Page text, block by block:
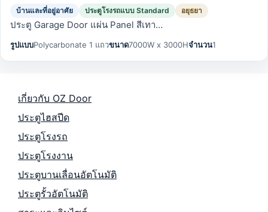
บ้านและที่อยู่อาศัย ประตูโรงรถแบบ Standard อยุธยา
ประตู Garage Door แผ่น Panel สีเทา…
รูปแบบPolycarbonate 1 แถวขนาด7000W x 3000Hจำนวน1
เกี่ยวกับ OZ Door
ประตูไฮสปีด
ประตูโรงรถ
ประตูโรงงาน
ประตูบานเลื่อนอัตโนมัติ
ประตูรั้วอัตโนมัติ